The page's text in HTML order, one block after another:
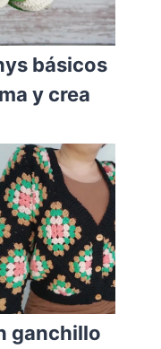
básicos
y crea
ganchillo